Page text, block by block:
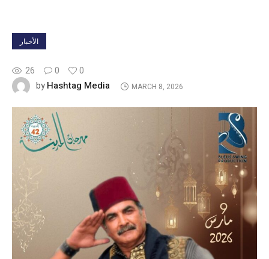
الأخبار
26 0
0
byHashtag Media MARCH 8, 2026